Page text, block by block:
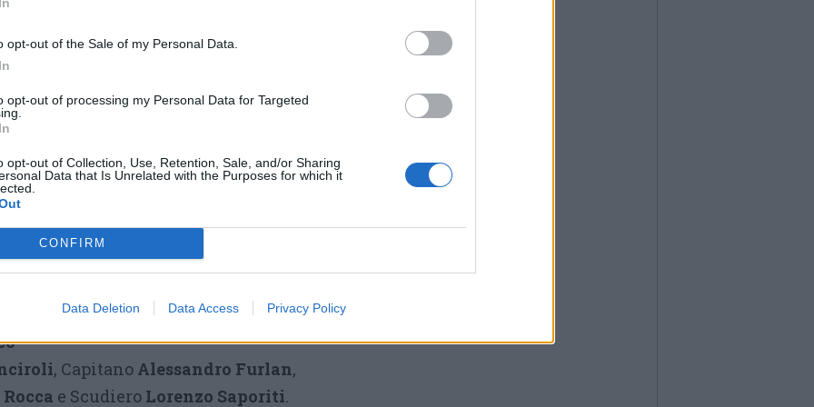
opt-out of the Sale of my Personal Data.
opt-out of processing my Personal Data for Targeted
opt-out of Collection, Use, Retention, Sale, and/or Sharing
Data that Is Unrelated with the Purposes for which it
CONFIRM
Data Deletion Data Access Privacy Policy
simbolo di unione della nostra
in ricordo di un grande uomo di Palio
città,
entusiasmo puro questo anno speciale
che ci ha unito e reso unici. Viva le
, CapitanoDavide Barone,
e Scudiero Simone Di Giovanni.
, Capitano Alessandro Furlan,
e Scudiero Lorenzo Saporiti.